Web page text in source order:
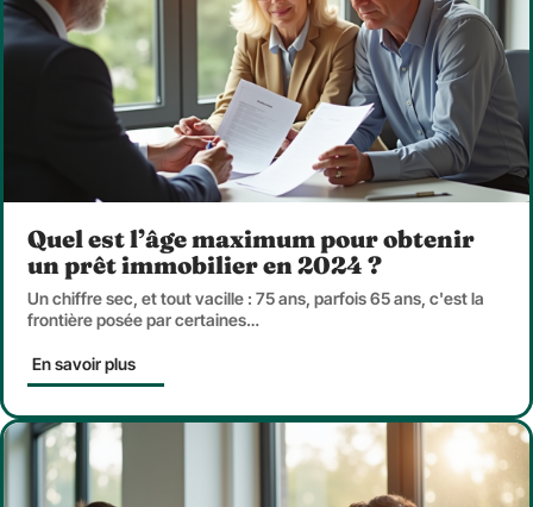
Quel est l’âge maximum pour obtenir
un prêt immobilier en 2024 ?
Un chiffre sec, et tout vacille : 75 ans, parfois 65 ans, c'est la
frontière posée par certaines…
En savoir plus